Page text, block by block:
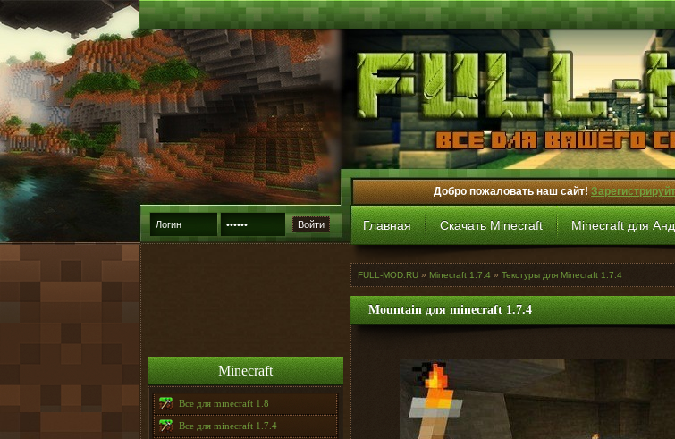
Войти
Добро пожаловать наш сайт!
Главная Скачать Minecraft Minecraft для
Minecraft
Все для minecraft 1.8
Все для minecraft 1.7.4
FULL-MOD.RU » Minecraft 1.7.4 » Текстуры для Minecraft 1.7.4
Mountain для minecraft 1.7.4